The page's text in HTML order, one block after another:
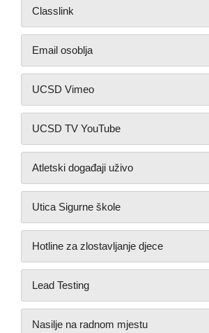
Classlink
Email osoblja
UCSD Vimeo
UCSD TV YouTube
Atletski događaji uživo
Utica Sigurne škole
Hotline za zlostavljanje djece
Lead Testing
Nasilje na radnom mjestu